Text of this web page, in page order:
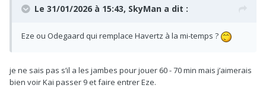
Le 31/01/2026 à 15:43, SkyMan a dit :
Eze ou Odegaard qui remplace Havertz à la mi-temps ?
je ne sais pas s’il a les jambes pour jouer 60 - 70 min mais j’aimerais
bien voir Kai passer 9 et faire entrer Eze.